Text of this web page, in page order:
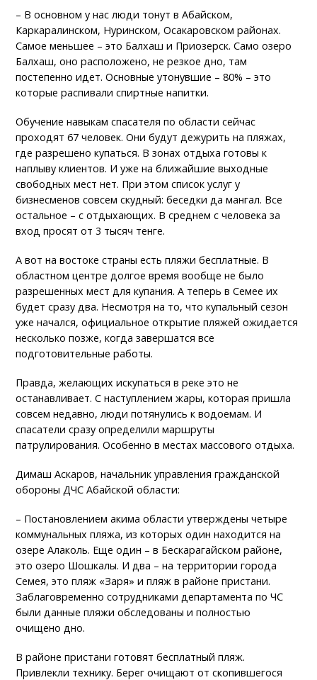
– В основном у нас люди тонут в Абайском,
Каркаралинском, Нуринском, Осакаровском районах.
Самое меньшее – это Балхаш и Приозерск. Само озеро
Балхаш, оно расположено, не резкое дно, там
постепенно идет. Основные утонувшие – 80% – это
которые распивали спиртные напитки.
Обучение навыкам спасателя по области сейчас
проходят 67 человек. Они будут дежурить на пляжах,
где разрешено купаться. В зонах отдыха готовы к
наплыву клиентов. И уже на ближайшие выходные
свободных мест нет. При этом список услуг у
бизнесменов совсем скудный: беседки да мангал. Все
остальное – с отдыхающих. В среднем с человека за
вход просят от 3 тысяч тенге.
А вот на востоке страны есть пляжи бесплатные. В
областном центре долгое время вообще не было
разрешенных мест для купания. А теперь в Семее их
будет сразу два. Несмотря на то, что купальный сезон
уже начался, официальное открытие пляжей ожидается
несколько позже, когда завершатся все
подготовительные работы.
Правда, желающих искупаться в реке это не
останавливает. С наступлением жары, которая пришла
совсем недавно, люди потянулись к водоемам. И
спасатели сразу определили маршруты
патрулирования. Особенно в местах массового отдыха.
Димаш Аскаров, начальник управления гражданской
обороны ДЧС Абайской области:
– Постановлением акима области утверждены четыре
коммунальных пляжа, из которых один находится на
озере Алаколь. Еще один – в Бескарагайском районе,
это озеро Шошкалы. И два – на территории города
Семея, это пляж «Заря» и пляж в районе пристани.
Заблаговременно сотрудниками департамента по ЧС
были данные пляжи обследованы и полностью
очищено дно.
В районе пристани готовят бесплатный пляж.
Привлекли технику. Берег очищают от скопившегося